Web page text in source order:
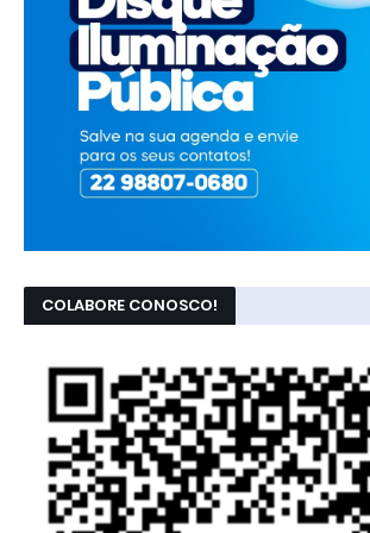
COLABORE CONOSCO!